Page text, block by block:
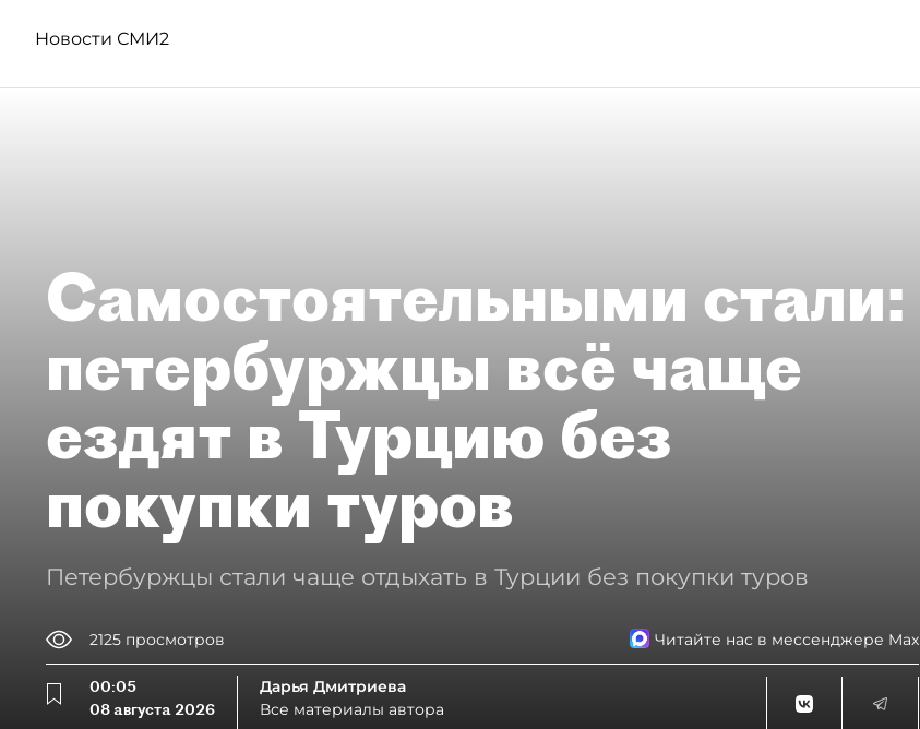
Новости СМИ2
Самостоятельными стали:
петербуржцы всё чаще
ездят в Турцию без
покупки туров
Петербуржцы стали чаще отдыхать в Турции без покупки туров
2125 просмотров Читайте нас в мессенджере Max
00:05
08 августа 2026
Дарья Дмитриева
Все материалы автора